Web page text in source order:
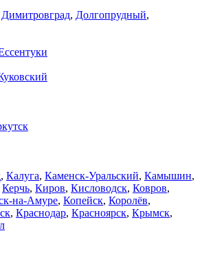
Димитровград, Долгопрудный,
, Калуга, Каменск-Уральский, Камышин,
Керчь, Киров, Кисловодск, Ковров,
на-Амуре, Копейск, Королёв,
, Краснодар, Красноярск, Крымск,